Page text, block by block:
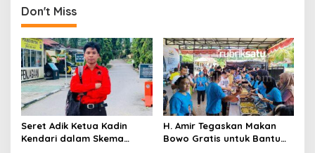
g
a
s
i
p
o
s
Don't Miss
Seret Adik Ketua Kadin
Kendari dalam Skema
H. Amir Tegaskan Makan
Bowo Gratis untuk Bantu